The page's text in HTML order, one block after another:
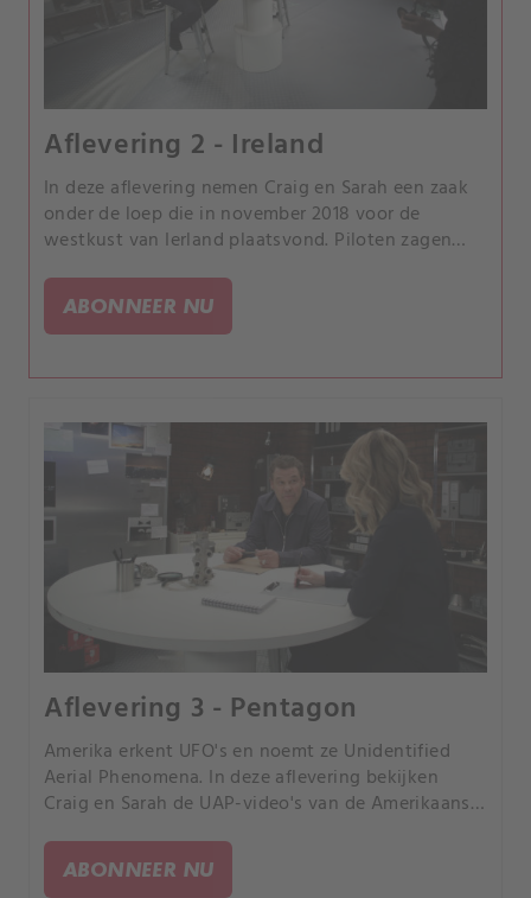
Aflevering 2 - Ireland
In deze aflevering nemen Craig en Sarah een zaak
onder de loep die in november 2018 voor de
westkust van Ierland plaatsvond. Piloten zagen
ABONNEER NU
Aflevering 3 - Pentagon
Amerika erkent UFO's en noemt ze Unidentified
Aerial Phenomena. In deze aflevering bekijken
Craig en Sarah de UAP-video's van de Amerikaanse
ABONNEER NU